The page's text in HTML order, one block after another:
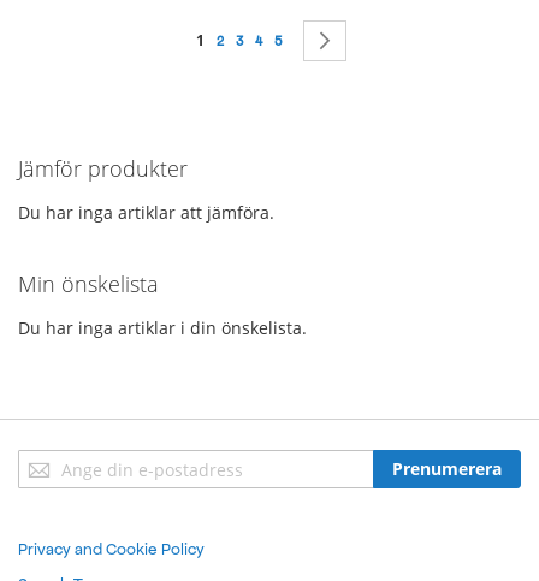
Page
You're currently reading page
1 Page
2 Page
3 Page
4 Page
5
Jämför produkter
Du har inga artiklar att jämföra.
Min önskelista
Du har inga artiklar i din önskelista.
Sign
Up
Newsletter:
Prenumerera
Privacy and Cookie Policy